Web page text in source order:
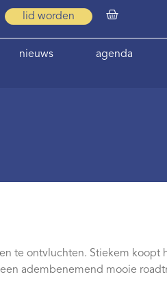
lid worden
nieuws agenda
te ontvluchten. Stiekem koopt
adembenemend mooie